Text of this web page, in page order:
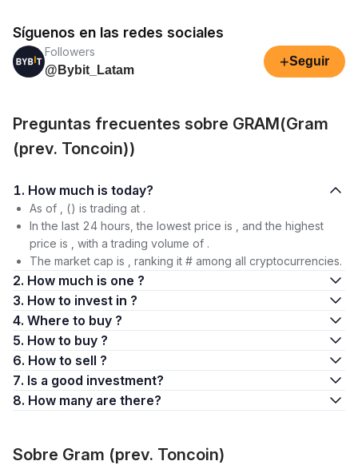
Síguenos en las redes sociales
Followers
@Bybit_Latam
+Seguir
Preguntas frecuentes sobre GRAM(Gram
(prev. Toncoin))
1. How much is today?
As of , () is trading at .
In the last 24 hours, the lowest price is , and the highest
price is , with a trading volume of .
The market cap is , ranking it # among all cryptocurrencies.
2. How much is one ?
3. How to invest in ?
4. Where to buy ?
5. How to buy ?
6. How to sell ?
7. Is a good investment?
8. How many are there?
Sobre Gram (prev. Toncoin)